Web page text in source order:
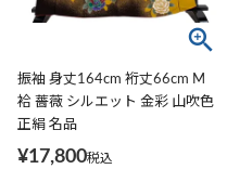
振袖 身丈164cm 裄丈66cm M
袷 薔薇 シルエット 金彩 山吹色
正絹 名品
¥17,800税込